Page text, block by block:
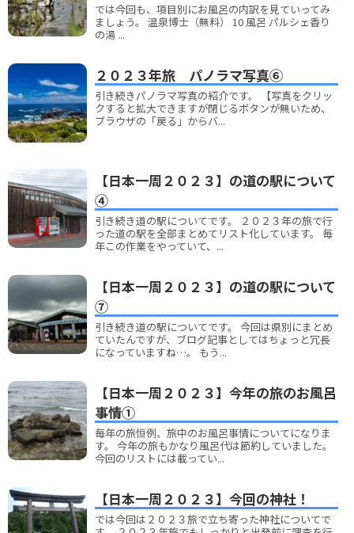
では今回も、項目別にお風呂の内訳を見ていってみ
ましょう。 温泉博士（無料） 10 風呂 パルシェ香り
の湯 ...
２０２３年旅 パノラマ写真⑥
引き続きパノラマ写真の紹介です。 【写真をクリッ
クすると拡大できますが閉じるボタンが無いため、
ブラウザの「戻る」からバ...
【日本一周２０２３】の道の駅について
④
引き続き道の駅についてです。 ２０２３年の旅で行
った道の駅を全部まとめてリスト化しています。 毎
年この作業をやっていて、...
【日本一周２０２３】の道の駅について
⑦
引き続き道の駅についてです。 今回は県別にまとめ
ていたんですが、ブログ記事としてはちょっと冗長
になっていますね…。 もう...
【日本一周２０２３】今年の旅のお風呂
事情①
毎年の旅恒例、旅中のお風呂事情についてになりま
す。 今年の旅もかなり風呂代は節約していました。
今回のリストには載ってい...
【日本一周２０２３】今回の神社！
では今回は２０２３旅で立ち寄った神社についてで